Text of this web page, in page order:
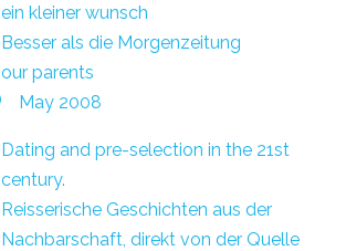
ein kleiner wunsch
Besser als die Morgenzeitung
our parents
May 2008
Dating and pre-selection in the 21st
century.
Reisserische Geschichten aus der
Nachbarschaft, direkt von der Quelle